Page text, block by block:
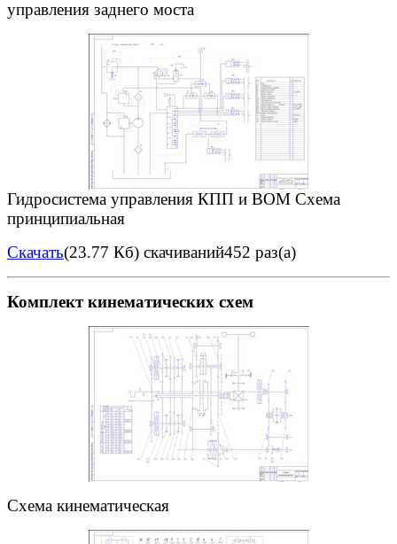
управления заднего моста
Гидpосистема упpавления КПП и ВОМ Схема
пpинципиальная
Скачать(23.77 Кб) скачиваний452 раз(а)
Комплект кинематических схем
Схема кинематическая